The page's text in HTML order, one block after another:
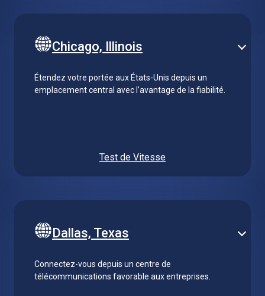
Chicago, Illinois
Étendez votre portée aux États-Unis depuis un
emplacement central avec l’avantage de la fiabilité.
Test de Vitesse
Dallas, Texas
Connectez-vous depuis un centre de
télécommunications favorable aux entreprises.